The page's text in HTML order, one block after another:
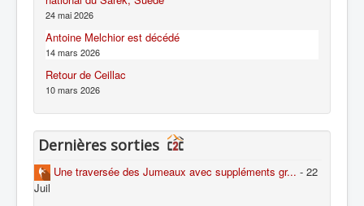
24 mai 2026
Antoine Melchior est décédé
14 mars 2026
Retour de Ceillac
10 mars 2026
Dernières sorties
Une traversée des Jumeaux avec suppléments gr... - 22
Juil